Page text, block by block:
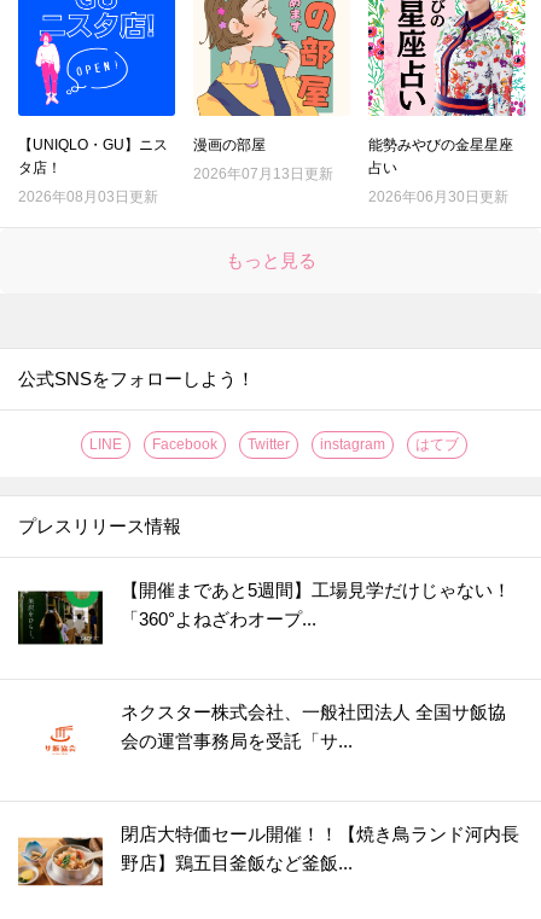
【UNIQLO・GU】ニス
タ店！
2026年08月03日更新
漫画の部屋
2026年07月13日更新
能勢みやびの金星星座
占い
2026年06月30日更新
もっと見る
公式SNSをフォローしよう！
LINE Facebook Twitter instagram はてブ
プレスリリース情報
【開催まであと5週間】工場見学だけじゃない！
「360°よねざわオープ...
ネクスター株式会社、一般社団法人 全国サ飯協
会の運営事務局を受託「サ...
閉店大特価セール開催！！【焼き鳥ランド河内長
野店】鶏五目釜飯など釜飯...